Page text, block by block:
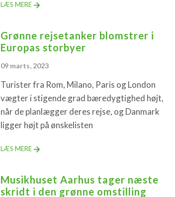
LÆS MERE
Grønne rejsetanker blomstrer i
Europas storbyer
09 marts, 2023
Turister fra Rom, Milano, Paris og London
vægter i stigende grad bæredygtighed højt,
når de planlægger deres rejse, og Danmark
ligger højt på ønskelisten
LÆS MERE
Musikhuset Aarhus tager næste
skridt i den grønne omstilling